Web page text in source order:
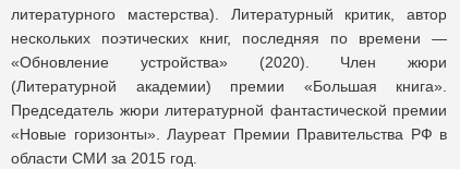
литературного мастерства). Литературный критик, автор
нескольких поэтических книг, последняя по времени —
«Обновление устройства» (2020). Член жюри
(Литературной академии) премии «Большая книга».
Председатель жюри литературной фантастической премии
«Новые горизонты». Лауреат Премии Правительства РФ в
области СМИ за 2015 год.